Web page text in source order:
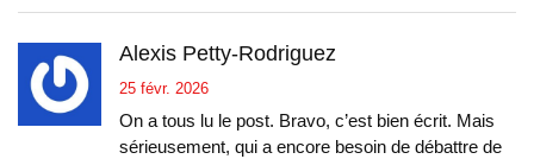
Alexis Petty-Rodriguez
25 févr. 2026
On a tous lu le post. Bravo, c’est bien écrit. Mais
sérieusement, qui a encore besoin de débattre de